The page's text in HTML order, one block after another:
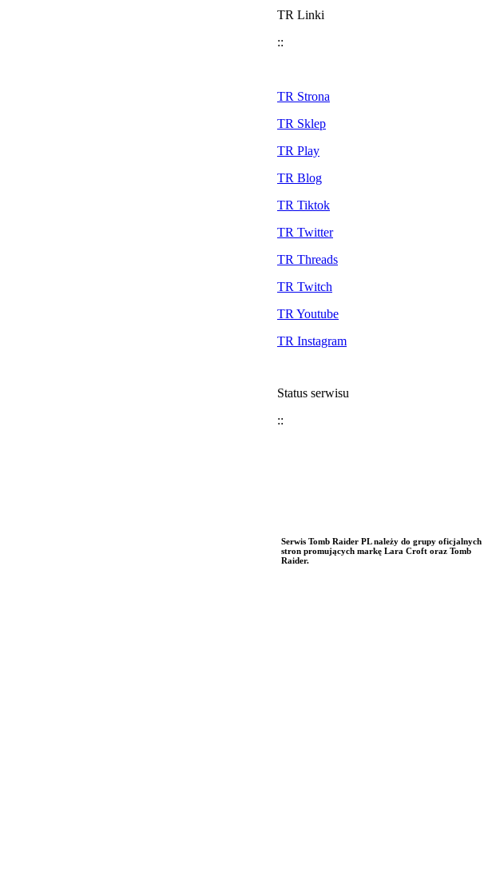
TR Linki
::
TR Strona
TR Sklep
TR Play
TR Blog
TR Tiktok
TR Twitter
TR Threads
TR Twitch
TR Youtube
TR Instagram
Status serwisu
::
Serwis Tomb Raider PL należy do grupy oficjalnych
stron promujących markę Lara Croft oraz Tomb
Raider.